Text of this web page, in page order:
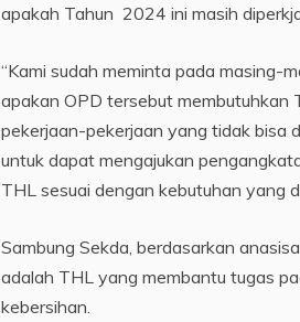
apakah Tahun 2024 ini masih
“Kami sudah meminta pada masing-
apakan OPD tersebut membutuhkan
pekerjaan-pekerjaan yang tidak bisa
untuk dapat mengajukan
THL sesuai dengan kebutuhan yang
Sambung Sekda, berdasarkan
adalah THL yang membantu tugas
kebersihan.